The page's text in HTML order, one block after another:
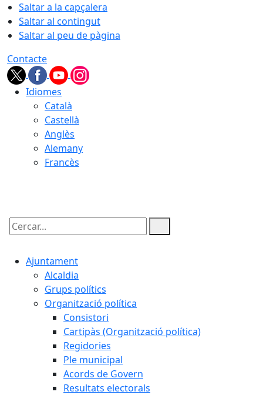
Saltar a la capçalera
Saltar al contingut
Saltar al peu de pàgina
Contacte
Idiomes
Català
Castellà
Anglès
Alemany
Francès
Cercar:
Ajuntament
Alcaldia
Grups polítics
Organització política
Consistori
Cartipàs (Organització política)
Regidories
Ple municipal
Acords de Govern
Resultats electorals